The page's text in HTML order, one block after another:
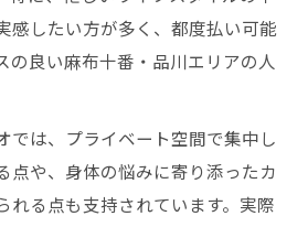
感したい方が多く、都度払い可能
の良い麻布十番・品川エリアの人
では、プライベート空間で集中し
点や、身体の悩みに寄り添ったカ
れる点も支持されています。実際